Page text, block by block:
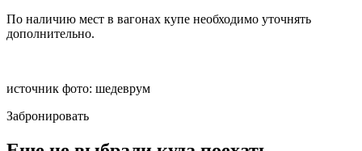
По наличию мест в вагонах купе необходимо уточнять
дополнительно.
источник фото: шедеврум
Забронировать